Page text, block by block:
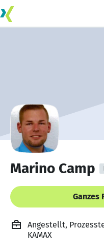
Marino Camp
Ganzes
Angestellt,
KAMAX